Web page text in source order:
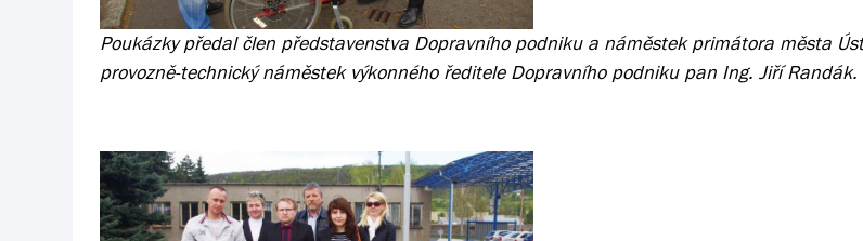
Poukázky předal člen představenstva Dopravního podniku a náměstek primátora města
provozně-technický náměstek výkonného ředitele Dopravního podniku pan Ing. Jiří Randák.